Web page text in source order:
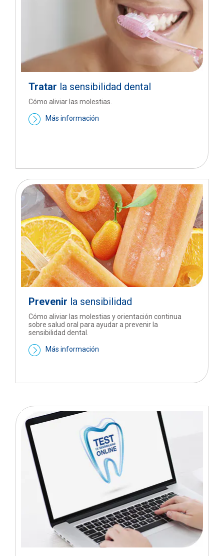
Tratar la sensibilidad dental
Cómo aliviar las molestias.
Más información
Prevenir la sensibilidad
Cómo aliviar las molestias y orientación continua
sobre salud oral para ayudar a prevenir la
sensibilidad dental.
Más información